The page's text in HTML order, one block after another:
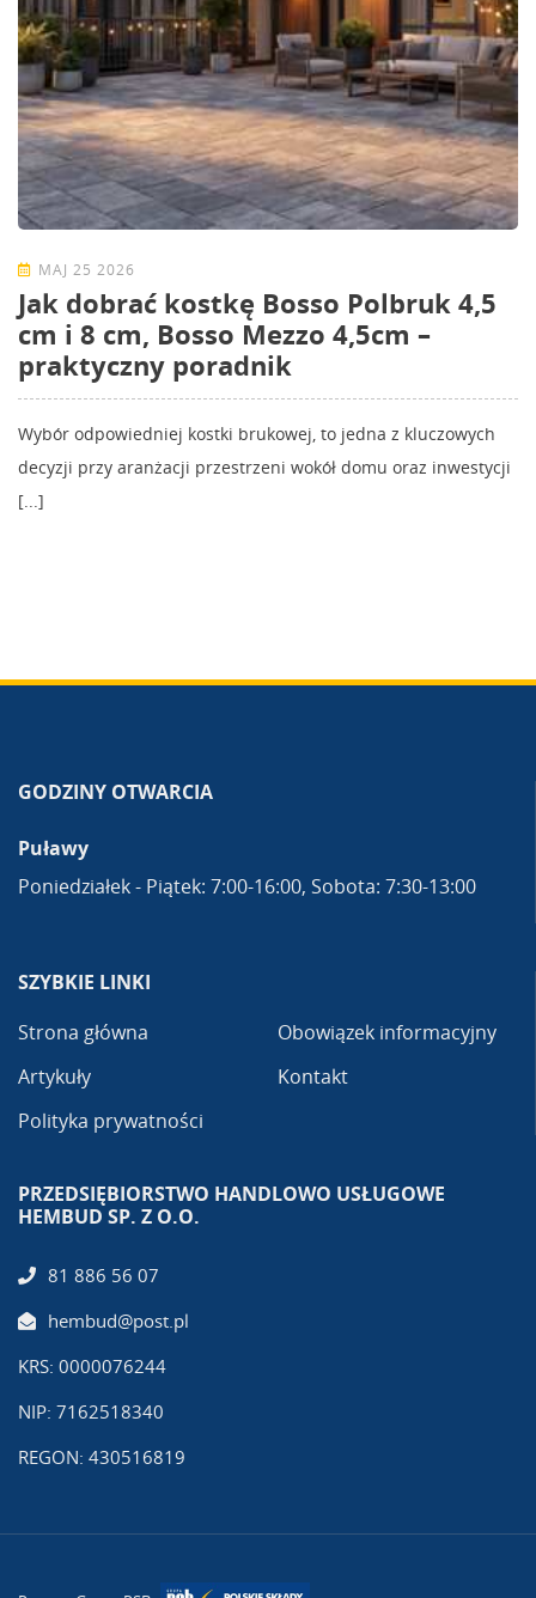
MAJ 25 2026
Jak dobrać kostkę Bosso Polbruk 4,5
cm i 8 cm, Bosso Mezzo 4,5cm –
praktyczny poradnik
Wybór odpowiedniej kostki brukowej, to jedna z kluczowych
decyzji przy aranżacji przestrzeni wokół domu oraz inwestycji
[...]
GODZINY OTWARCIA
Puławy
Poniedziałek - Piątek: 7:00-16:00, Sobota: 7:30-13:00
SZYBKIE LINKI
Strona główna
Artykuły
Polityka prywatności
Obowiązek informacyjny
Kontakt
PRZEDSIĘBIORSTWO HANDLOWO USŁUGOWE
HEMBUD SP. Z O.O.
81 886 56 07
hembud@post.pl
KRS: 0000076244
NIP: 7162518340
REGON: 430516819